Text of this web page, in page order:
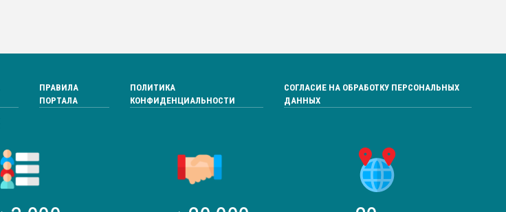
ПРАВИЛА
ПОРТАЛА
ПОЛИТИКА
КОНФИДЕНЦИАЛЬНОСТИ
СОГЛАСИЕ НА ОБРАБОТКУ ПЕРСОНАЛЬНЫХ
ДАННЫХ